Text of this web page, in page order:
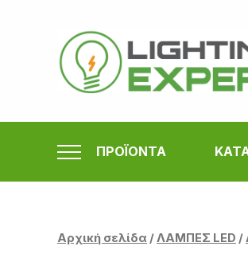
περιεχόμενο
ΠΡΟΪΟΝΤΑ
Αρχική σελίδα /ΛΑΜΠΕΣ LED /